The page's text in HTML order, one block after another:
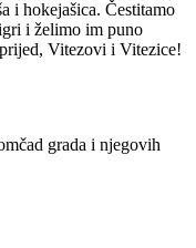
i hokejašica. Čestitamo
i želimo im puno
Vitezovi i Vitezice!
grada i njegovih